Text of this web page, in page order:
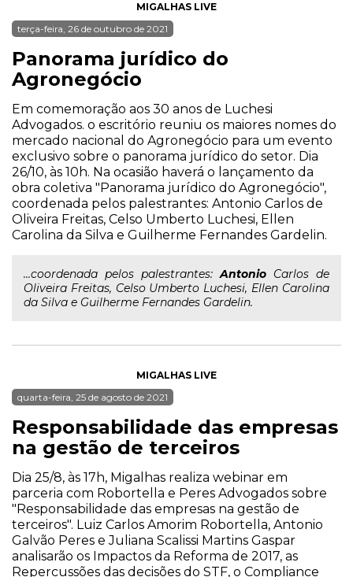
MIGALHAS LIVE
terça-feira, 26 de outubro de 2021
Panorama jurídico do
Agronegócio
Em comemoração aos 30 anos de Luchesi
Advogados. o escritório reuniu os maiores nomes do
mercado nacional do Agronegócio para um evento
exclusivo sobre o panorama jurídico do setor. Dia
26/10, às 10h. Na ocasião haverá o lançamento da
obra coletiva "Panorama jurídico do Agronegócio",
coordenada pelos palestrantes: Antonio Carlos de
Oliveira Freitas, Celso Umberto Luchesi, Ellen
Carolina da Silva e Guilherme Fernandes Gardelin.
...coordenada pelos palestrantes:Antonio Carlos de
Oliveira Freitas, Celso Umberto Luchesi, Ellen Carolina
da Silva e Guilherme Fernandes Gardelin.
MIGALHAS LIVE
quarta-feira, 25 de agosto de 2021
Responsabilidade das empresas
na gestão de terceiros
Dia 25/8, às 17h, Migalhas realiza webinar em
parceria com Robortella e Peres Advogados sobre
"Responsabilidade das empresas na gestão de
terceiros". Luiz Carlos Amorim Robortella, Antonio
Galvão Peres e Juliana Scalissi Martins Gaspar
analisarão os Impactos da Reforma de 2017, as
Repercussões das decisões do STF, o Compliance